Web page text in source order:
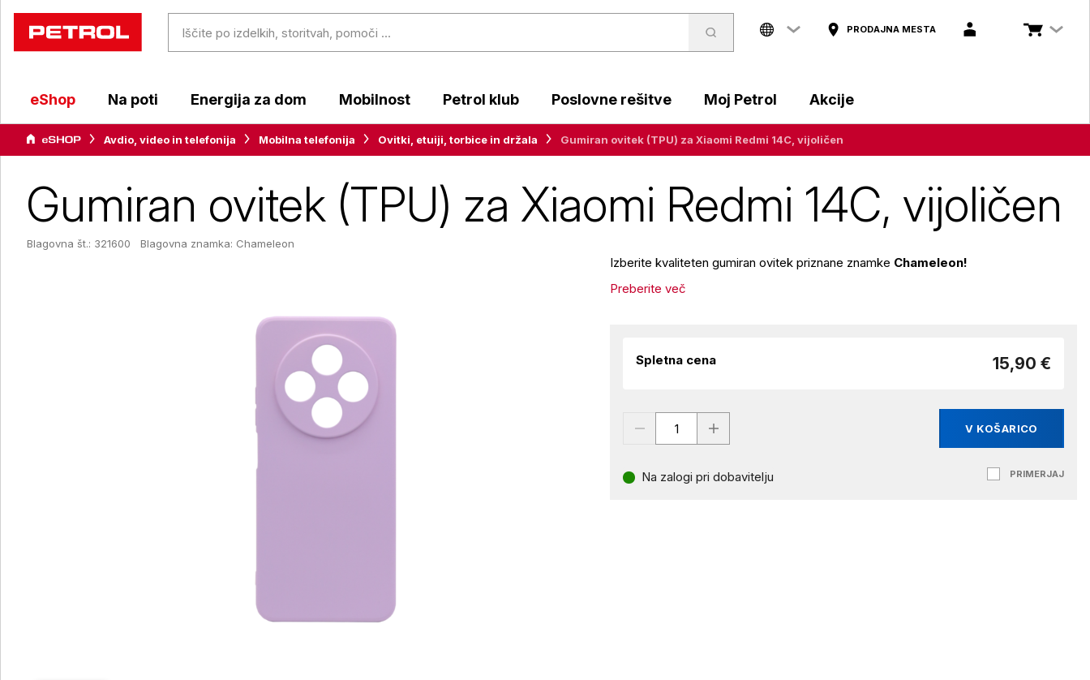
PRODAJNA MESTA
eShop Na poti Energija za dom Mobilnost Petrol klub Poslovne rešitve Moj Petrol Akcije
Avdio, video in telefonija Mobilna telefonija Ovitki, etuiji, torbice in držala Gumiran ovitek (TPU) za Xiaomi Redmi 14C, vijoličen
Gumiran ovitek (TPU) za Xiaomi Redmi 14C, vijoličen
Blagovna št.: 321600 Blagovna znamka: Chameleon
Izberite kvaliteten gumiran ovitek priznane znamke Chameleon!
Preberite več
Spletna cena 15,90 €
V KOŠARICO
Na zalogi pri dobavitelju PRIMERJAJ